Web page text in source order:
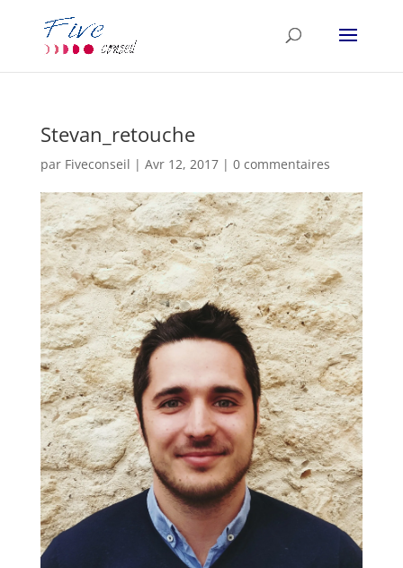
Stevan_retouche
par Fiveconseil | Avr 12, 2017| 0 commentaires